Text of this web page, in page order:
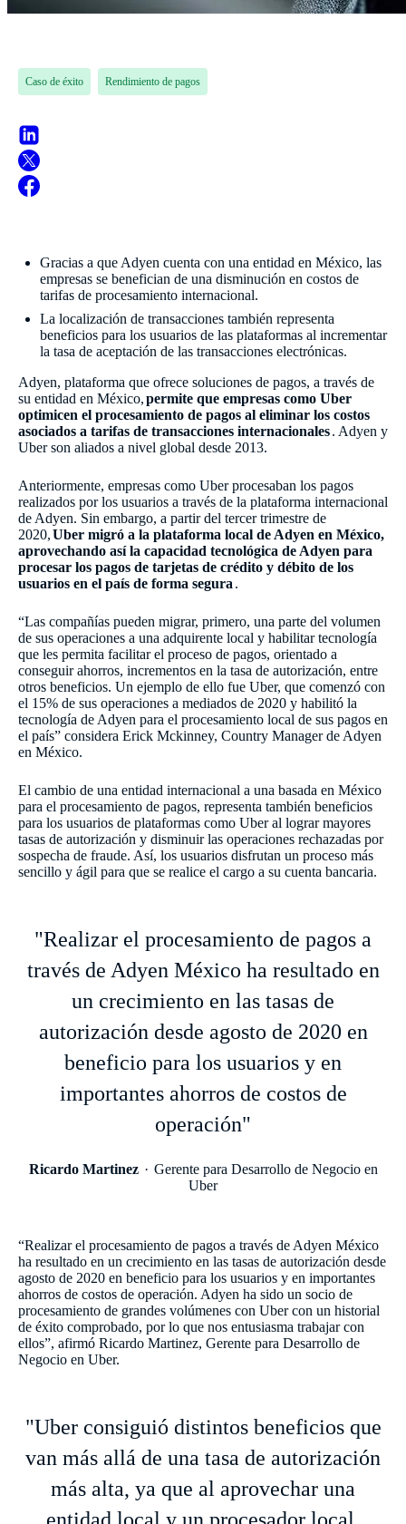
Caso de éxito Rendimiento de pagos
Gracias a que Adyen cuenta con una entidad en México, las
empresas se benefician de una disminución en costos de
tarifas de procesamiento internacional.
La localización de transacciones también representa
beneficios para los usuarios de las plataformas al incrementar
la tasa de aceptación de las transacciones electrónicas.
Adyen, plataforma que ofrece soluciones de pagos, a través de
su entidad en México,permite que empresas como Uber
optimicen el procesamiento de pagos al eliminar los costos
asociados a tarifas de transacciones internacionales. Adyen y
Uber son aliados a nivel global desde 2013.
Anteriormente, empresas como Uber procesaban los pagos
realizados por los usuarios a través de la plataforma internacional
de Adyen. Sin embargo, a partir del tercer trimestre de
2020,Uber migró a la plataforma local de Adyen en México,
aprovechando así la capacidad tecnológica de Adyen para
procesar los pagos de tarjetas de crédito y débito de los
usuarios en el país de forma segura .
“Las compañías pueden migrar, primero, una parte del volumen
de sus operaciones a una adquirente local y habilitar tecnología
que les permita facilitar el proceso de pagos, orientado a
conseguir ahorros, incrementos en la tasa de autorización, entre
otros beneficios. Un ejemplo de ello fue Uber, que comenzó con
el 15% de sus operaciones a mediados de 2020 y habilitó la
tecnología de Adyen para el procesamiento local de sus pagos en
el país” considera Erick Mckinney, Country Manager de Adyen
en México.
El cambio de una entidad internacional a una basada en México
para el procesamiento de pagos, representa también beneficios
para los usuarios de plataformas como Uber al lograr mayores
tasas de autorización y disminuir las operaciones rechazadas por
sospecha de fraude. Así, los usuarios disfrutan un proceso más
sencillo y ágil para que se realice el cargo a su cuenta bancaria.
"Realizar el procesamiento de pagos a
través de Adyen México ha resultado en
un crecimiento en las tasas de
autorización desde agosto de 2020 en
beneficio para los usuarios y en
importantes ahorros de costos de
operación"
Ricardo Martinez
Gerente para Desarrollo de Negocio en
Uber
“Realizar el procesamiento de pagos a través de Adyen México
ha resultado en un crecimiento en las tasas de autorización desde
agosto de 2020 en beneficio para los usuarios y en importantes
ahorros de costos de operación. Adyen ha sido un socio de
procesamiento de grandes volúmenes con Uber con un historial
de éxito comprobado, por lo que nos entusiasma trabajar con
ellos”, afirmó Ricardo Martinez, Gerente para Desarrollo de
Negocio en Uber.
"Uber consiguió distintos beneficios que
van más allá de una tasa de autorización
más alta, ya que al aprovechar una